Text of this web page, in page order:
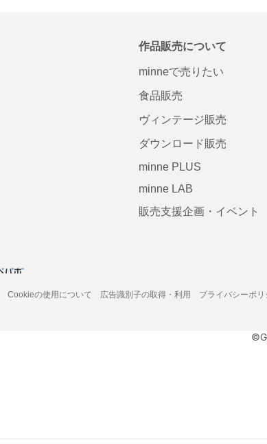
作品販売について
minneで売りたい
食品販売
ヴィンテージ販売
ダウンロード販売
minne PLUS
minne LAB
販売支援企画・イベント
Cookieの使用について 広告識別子の取得・利用 プライバシーポリ